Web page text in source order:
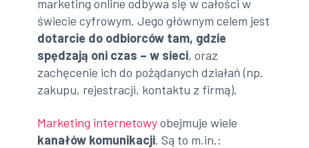
marketing online odbywa się w całości w
świecie cyfrowym. Jego głównym celem jest
dotarcie do odbiorców tam, gdzie
spędzają oni czas – w sieci, oraz
zachęcenie ich do pożądanych działań (np.
zakupu, rejestracji, kontaktu z firmą).
Marketing internetowyobejmuje wiele
kanałów komunikacji. Są to m.in.: